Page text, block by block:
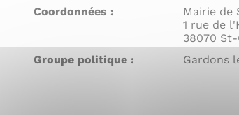
Coordonnées :
Mairie de
1 rue de
38070
Groupe politique :
Gardons